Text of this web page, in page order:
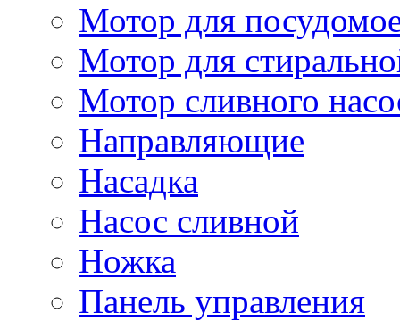
Мотор для
Мотор для
Мотор сливного
Направляющие
Насадка
Насос сливной
Ножка
Панель управления